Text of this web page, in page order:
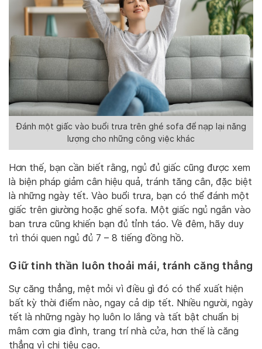
Đánh một giấc vào buổi trưa trên ghé sofa để nạp lại năng
lượng cho những công việc khác
Hơn thế, bạn cần biết rằng, ngủ đủ giấc cũng được xem
là biện pháp giảm cân hiệu quả, tránh tăng cân, đặc biệt
là những ngày tết. Vào buổi trưa, bạn có thể đánh một
giấc trên giường hoặc ghế sofa. Một giấc ngủ ngắn vào
ban trưa cũng khiến bạn đủ tỉnh táo. Về đêm, hãy duy
trì thói quen ngủ đủ 7 – 8 tiếng đồng hồ.
Giữ tinh thần luôn thoải mái, tránh căng thẳng
Sự căng thẳng, mệt mỏi vì điều gì đó có thể xuất hiện
bất kỳ thời điểm nào, ngay cả dịp tết. Nhiều người, ngày
tết là những ngày họ luôn lo lắng và tất bật chuẩn bị
mâm cơm gia đình, trang trí nhà cửa, hơn thế là căng
thẳng vì chi tiêu cao.